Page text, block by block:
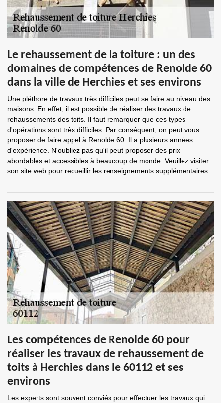
Le rehaussement de la toiture : un des
domaines de compétences de Renolde 60
dans la ville de Herchies et ses environs
Une pléthore de travaux très difficiles peut se faire au niveau des
maisons. En effet, il est possible de réaliser des travaux de
rehaussements des toits. Il faut remarquer que ces types
d'opérations sont très difficiles. Par conséquent, on peut vous
proposer de faire appel à Renolde 60. Il a plusieurs années
d'expérience. N'oubliez pas qu'il peut proposer des prix
abordables et accessibles à beaucoup de monde. Veuillez visiter
son site web pour recueillir les renseignements supplémentaires.
Les compétences de Renolde 60 pour
réaliser les travaux de rehaussement de
toits à Herchies dans le 60112 et ses
environs
Les experts sont souvent conviés pour effectuer les travaux qui